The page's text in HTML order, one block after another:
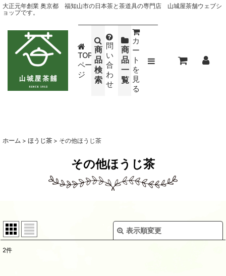
大正元年創業 奥京都 福知山市の日本茶と茶道具の専門店 山城屋茶舗ウェブシ
ョップです。
TOP
ペー
ジ
商
品
検
索
問
い
合
わ
せ
商
品
一
覧
カ
ー
ト
を
見
る
ホーム > ほうじ茶 > その他ほうじ茶
その他ほうじ茶
表示順変更
2件